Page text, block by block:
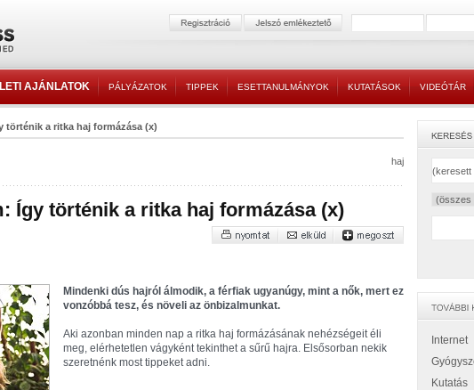
AJÁNLATOK PÁLYÁZATOK TIPPEK ESETTANULMÁNYOK KUTATÁSOK VIDEÓTÁR
történik a ritka haj formázása (x)
haj
Így történik a ritka haj formázása (x)
Mindenki dús hajról álmodik, a férfiak ugyanúgy, mint a nők, mert ez
vonzóbbá tesz, és növeli az önbizalmunkat.
Aki azonban minden nap a ritka haj formázásának nehézségeit éli
meg, elérhetetlen vágyként tekinthet a sűrű hajra. Elsősorban nekik
szeretnénk most tippeket adni.
Internet
Kutatás